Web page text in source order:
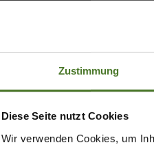
Zustimmung
Diese Seite nutzt Cookies
Wir verwenden Cookies, um